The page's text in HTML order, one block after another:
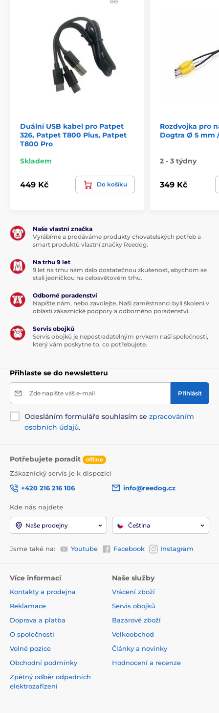
Duální USB kabel pro Patpet
326, Patpet T800 Plus, Patpet
T800 Pro
Skladem
449 Kč Do košíku
Rozdvojka pro
Dogtra Ø 5 mm
2 - 3 týdny
349 Kč
Naše vlastní značka
Vyrábíme a prodáváme produkty chovatelských potřeb a
smart produktů vlastní značky Reedog.
Na trhu 9 let
9 let na trhu nám dalo dostatečnou zkušenost, abychom se
stali jedničkou na celosvětovém trhu.
Odborné poradenství
Napište nám, nebo zavolejte. Naši zaměstnanci byli školeni v
oblasti zákaznické podpory a odborného poradenství.
Servis obojků
Servis obojků je nepostradatelným prvkem naší společnosti,
který vám poskytne to, co potřebujete.
Přihlaste se do newsletteru
Zde napište váš e-mail Přihlásit
Odesláním formuláře souhlasím se zpracováním
osobních údajů.
Potřebujete poradit offline
Zákaznický servis je k dispozici
+420 216 216 106
info@reedog.cz
Kde nás najdete
Naše prodejny Čeština
Jsme také na: Youtube Facebook Instagram
Více informací
Kontakty a prodejna
Reklamace
Doprava a platba
O společnosti
Volné pozice
Obchodní podmínky
Zpětný odběr odpadních
elektrozařízení
Naše služby
Vrácení zboží
Servis obojků
Bazarové zboží
Velkoobchod
Články a novinky
Hodnocení a recenze